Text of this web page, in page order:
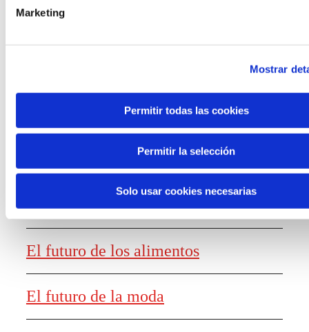
Marketing
Mostrar
Permitir todas las cookies
Permitir la selección
Solo usar cookies necesarias
gamificada.
Generación de
conocimiento
Informe El futuro del trabajo
El futuro de los alimentos
El futuro de la moda